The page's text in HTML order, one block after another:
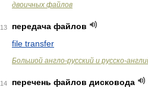
двоичных файлов
13
передача файлов
file transfer
Большой англо-русский и русско-
14
перечень файлов дисковода